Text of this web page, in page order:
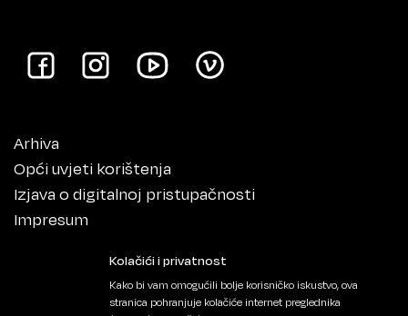
Arhiva
Opći uvjeti korištenja
Izjava o digitalnoj pristupačnosti
Impresum
Kolačići i privatnost
Kako bi vam omogućili bolje korisničko iskustvo, ova
stranica pohranjuje kolačiće internet preglednika